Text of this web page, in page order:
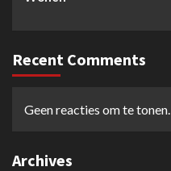
Recent Comments
Geen reacties om te tonen.
Archives